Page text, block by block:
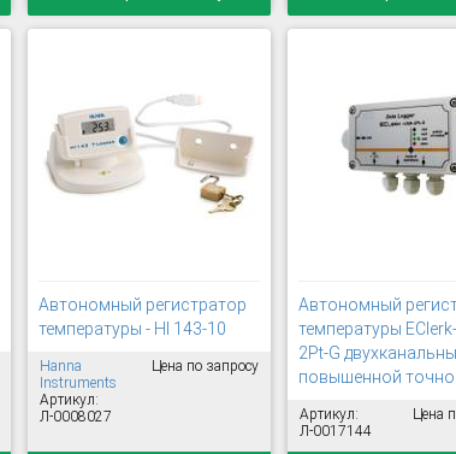
Автономный регистратор
температуры - HI 143-10
Hanna
Instruments
Артикул:
Л-0008027
Цена по запросу
Автономный
температуры
2Pt-G
повышенной
Артикул:
Л-0017144
Цена